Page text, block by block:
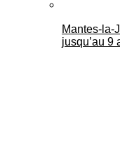
Mantes-la-
jusqu’au 9